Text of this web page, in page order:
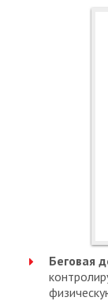
Беговая